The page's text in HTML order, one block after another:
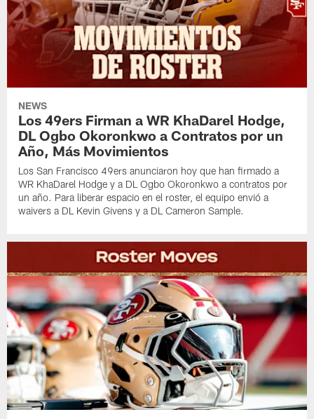
NEWS
Los 49ers Firman a WR KhaDarel Hodge,
DL Ogbo Okoronkwo a Contratos por un
Año, Más Movimientos
Los San Francisco 49ers anunciaron hoy que han firmado a
WR KhaDarel Hodge y a DL Ogbo Okoronkwo a contratos por
un año. Para liberar espacio en el roster, el equipo envió a
waivers a DL Kevin Givens y a DL Cameron Sample.